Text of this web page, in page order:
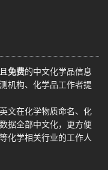
免费的中文化学品信息
机构、化学品工作者提
文在化学物质命名、化
据全部中文化，更方便
化学相关行业的工作人